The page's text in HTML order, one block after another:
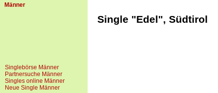
Männer
Singlebörse Männer
Partnersuche Männer
Singles online Männer
Neue Single Männer
Single "Edel", Südtirol